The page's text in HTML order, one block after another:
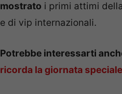
mostrato i primi attimi
e di vip internazionali.
Potrebbe interessarti
ricorda la giornata speciale